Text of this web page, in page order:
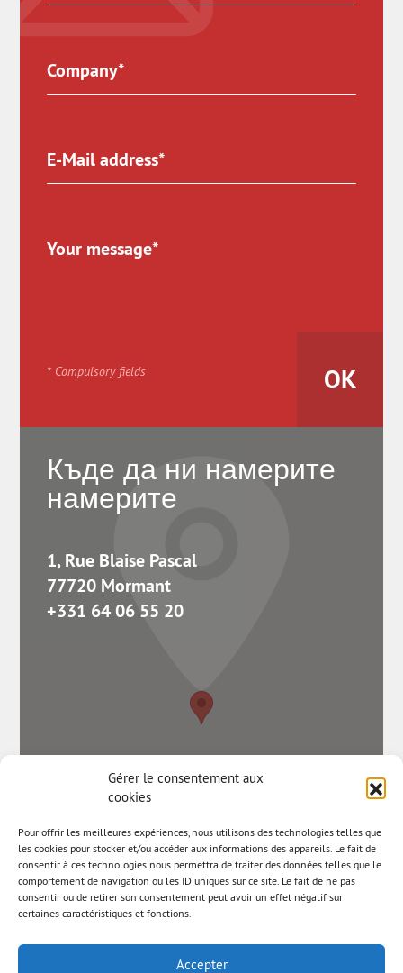
Gérer le consentement aux
cookies
Pour offrir les meilleures expériences, nous utilisons des technologies telles que
les cookies pour stocker et/ou accéder aux informations des appareils. Le fait de
consentir à ces technologies nous permettra de traiter des données telles que le
comportement de navigation ou les ID uniques sur ce site. Le fait de ne pas
consentir ou de retirer son consentement peut avoir un effet négatif sur
certaines caractéristiques et fonctions.
Accepter
* Compulsory fields
Къде да ни намерите
намерите
1, Rue Blaise Pascal
77720 Mormant
+331 64 06 55 20